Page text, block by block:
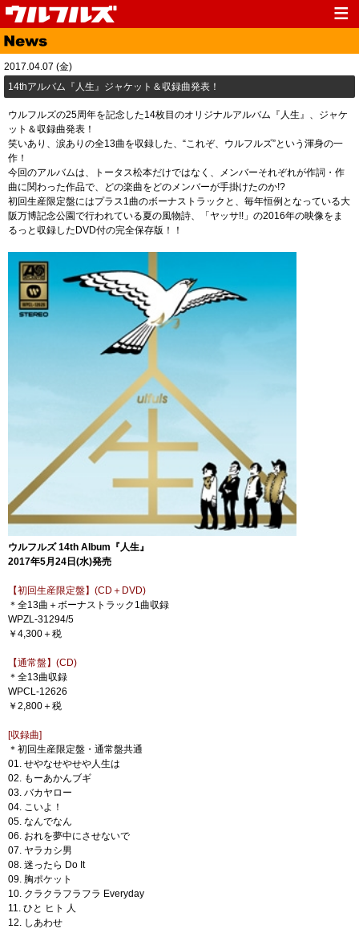
Top
Media Live
Fanclub Goods
Contact Link
2017.04.07 (金)
14thアルバム『人生』ジャケット＆収録曲発表！
ウルフルズの25周年を記念した14枚目のオリジナルアルバム『人生』、ジャケ
ット＆収録曲発表！
笑いあり、涙ありの全13曲を収録した、“これぞ、ウルフルズ”という渾身の一
作！
今回のアルバムは、トータス松本だけではなく、メンバーそれぞれが作詞・作
曲に関わった作品で、どの楽曲をどのメンバーが手掛けたのか!?
初回生産限定盤にはプラス1曲のボーナストラックと、毎年恒例となっている大
阪万博記念公園で行われている夏の風物詩、「ヤッサ!!」の2016年の映像をま
るっと収録したDVD付の完全保存版！！
ウルフルズ 14th Album『人生』
2017年5月24日(水)発売
【初回生産限定盤】(CD＋DVD)
＊全13曲＋ボーナストラック1曲収録
WPZL-31294/5
￥4,300＋税
【通常盤】(CD)
＊全13曲収録
WPCL-12626
￥2,800＋税
[収録曲]
＊初回生産限定盤・通常盤共通
01. せやなせやせや人生は
02. もーあかんブギ
03. バカヤロー
04. こいよ！
05. なんでなん
06. おれを夢中にさせないで
07. ヤラカシ男
08. 迷ったら Do It
09. 胸ポケット
10. クラクラフラフラ Everyday
11. ひと ヒト 人
12. しあわせ